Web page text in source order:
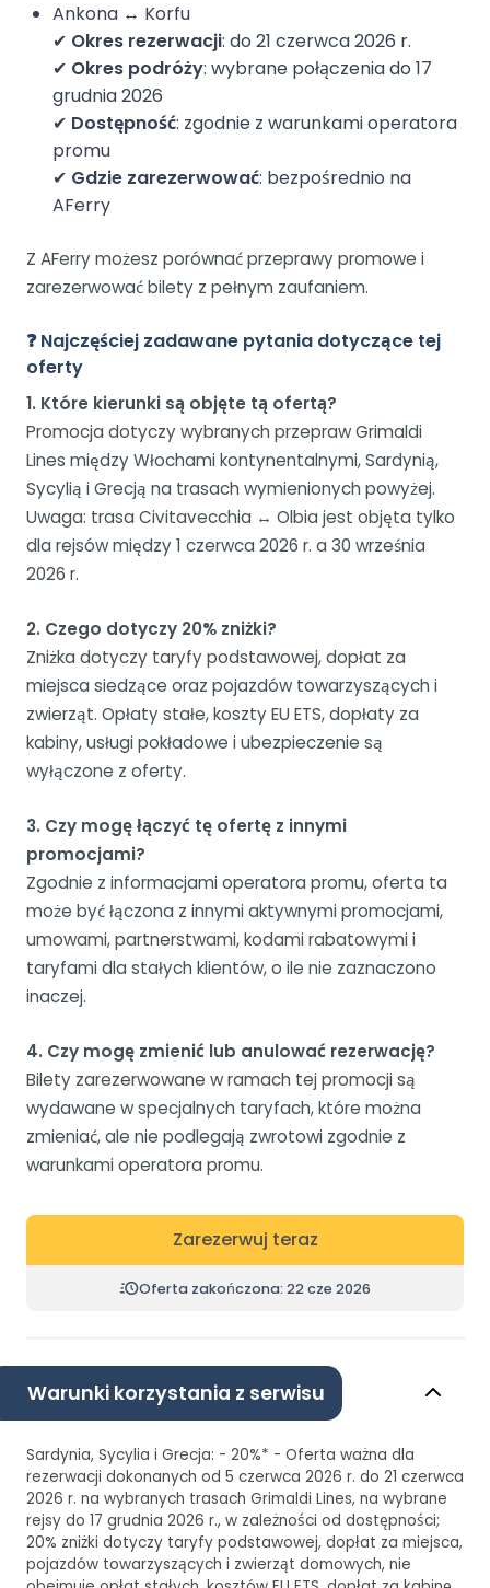
Ankona ↔ Korfu
✔ Okres rezerwacji: do 21 czerwca 2026 r.
✔ Okres podróży: wybrane połączenia do 17
grudnia 2026
✔ Dostępność: zgodnie z warunkami operatora
promu
✔ Gdzie zarezerwować: bezpośrednio na
AFerry
Z AFerry możesz porównać przeprawy promowe i
zarezerwować bilety z pełnym zaufaniem.
❓ Najczęściej zadawane pytania dotyczące tej
oferty
1. Które kierunki są objęte tą ofertą?
Promocja dotyczy wybranych przepraw Grimaldi
Lines między Włochami kontynentalnymi, Sardynią,
Sycylią i Grecją na trasach wymienionych powyżej.
Uwaga: trasa Civitavecchia ↔ Olbia jest objęta tylko
dla rejsów między 1 czerwca 2026 r. a 30 września
2026 r.
2. Czego dotyczy 20% zniżki?
Zniżka dotyczy taryfy podstawowej, dopłat za
miejsca siedzące oraz pojazdów towarzyszących i
zwierząt. Opłaty stałe, koszty EU ETS, dopłaty za
kabiny, usługi pokładowe i ubezpieczenie są
wyłączone z oferty.
3. Czy mogę łączyć tę ofertę z innymi
promocjami?
Zgodnie z informacjami operatora promu, oferta ta
może być łączona z innymi aktywnymi promocjami,
umowami, partnerstwami, kodami rabatowymi i
taryfami dla stałych klientów, o ile nie zaznaczono
inaczej.
4. Czy mogę zmienić lub anulować rezerwację?
Bilety zarezerwowane w ramach tej promocji są
wydawane w specjalnych taryfach, które można
zmieniać, ale nie podlegają zwrotowi zgodnie z
warunkami operatora promu.
Zarezerwuj teraz
Oferta zakończona: 22 cze 2026
Warunki korzystania z serwisu
Sardynia, Sycylia i Grecja: - 20%* - Oferta ważna dla
rezerwacji dokonanych od 5 czerwca 2026 r. do 21 czerwca
2026 r. na wybranych trasach Grimaldi Lines, na wybrane
rejsy do 17 grudnia 2026 r., w zależności od dostępności;
20% zniżki dotyczy taryfy podstawowej, dopłat za miejsca,
pojazdów towarzyszących i zwierząt domowych, nie